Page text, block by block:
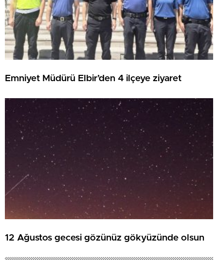
Emniyet Müdürü Elbir’den 4 ilçeye ziyaret
12 Ağustos gecesi gözünüz gökyüzünde olsun